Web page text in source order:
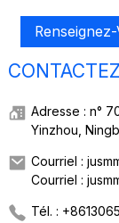
Adresse : n°
Yinzhou,
Courriel :
Courriel :
Tél. :